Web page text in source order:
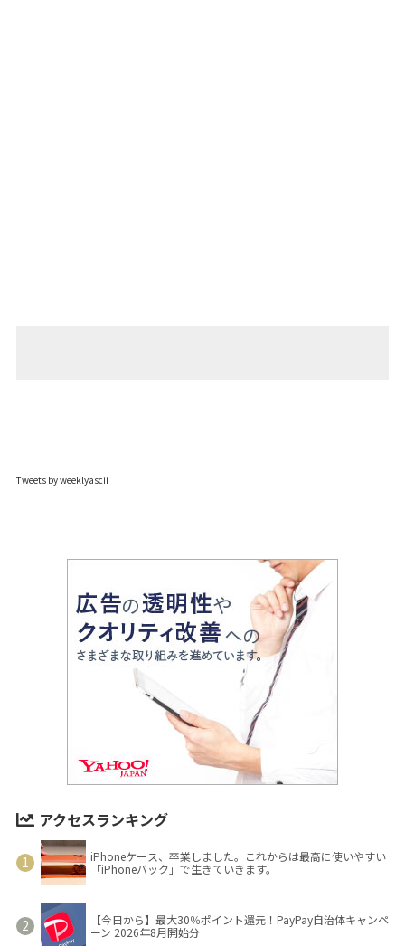
Tweets by weeklyascii
アクセスランキング
iPhoneケース、卒業しました。これからは最高に使いやすい
「iPhoneバック」で生きていきます。
【今日から】最大30％ポイント還元！PayPay自治体キャンペ
ーン 2026年8月開始分